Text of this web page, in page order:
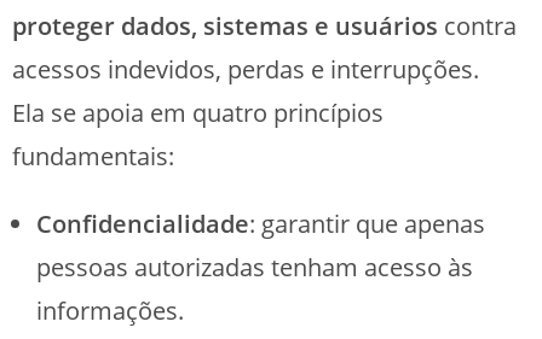
proteger dados, sistemas e usuários contra
acessos indevidos, perdas e interrupções.
Ela se apoia em quatro princípios
fundamentais:
Confidencialidade: garantir que apenas
pessoas autorizadas tenham acesso às
informações.